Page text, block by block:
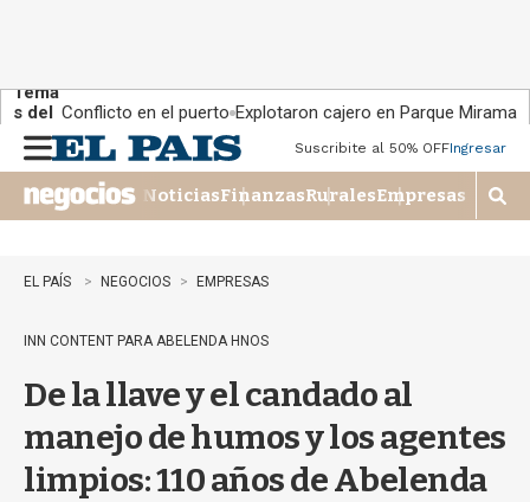
Tema
s del
día:
Conflicto en el puerto Explotaron cajero en Parque Miramar
n
u
Suscribite al 50% OFFIngresar
NoticiasFinanzasRuralesEmpresas
M
o
q
EL PAÍS NEGOCIOS EMPRESAS
INN CONTENT PARA ABELENDA HNOS
De la llave y el candado al
manejo de humos y los agentes
limpios: 110 años de Abelenda